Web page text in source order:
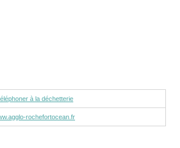
à la déchetterie
rochefortocean.fr